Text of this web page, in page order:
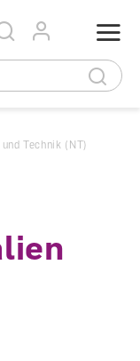
Technik (NT)